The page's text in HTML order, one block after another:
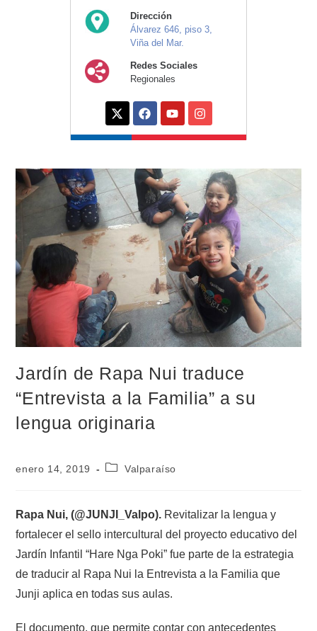
Dirección
Álvarez 646, piso 3,
Viña del Mar.
Redes Sociales
Regionales
Jardín de Rapa Nui traduce
“Entrevista a la Familia” a su
lengua originaria
enero 14, 2019 Valparaíso
Rapa Nui, (@JUNJI_Valpo). Revitalizar la lengua y
fortalecer el sello intercultural del proyecto educativo del
Jardín Infantil “Hare Nga Poki” fue parte de la estrategia
de traducir al Rapa Nui la Entrevista a la Familia que
Junji aplica en todas sus aulas.
El documento, que permite contar con antecedentes